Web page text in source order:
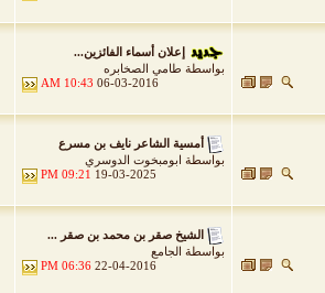
إعلان أسماء الفائزين...
بواسطة طامي الصخابره
06-03-2016
10:43 AM
أمسية الشاعر نايف بن مسرع
بواسطة ابومبخوت الدوسري
19-03-2025
09:21 PM
الشيخ صقر بن محمد بن صقر ...
بواسطة الجامع
22-04-2016
06:36 PM